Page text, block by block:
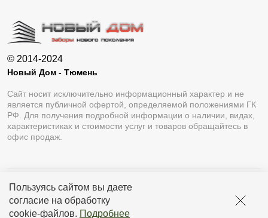
Пользуясь сайтом вы даете
согласие на обработку
cookie-файлов. Подробнее
© 2014-2024
Новый Дом - Тюмень
Сайт носит исключительно информационный характер и не
является публичной офертой, определяемой положениями ГК
РФ. Для получения подробной информации о наличии, видах,
характеристиках и стоимости услуг и товаров обращайтесь в
офис продаж.
Разработка сайтаLukevium
Политика конфиденциальности